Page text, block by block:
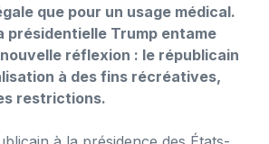
que pour un usage médical.
présidentielle Trump entame
réflexion : le républicain
à des fins récréatives,
restrictions.